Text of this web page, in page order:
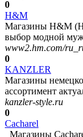
0
H&M
Магазины H&M
выбор модной
www2.hm.com/
0
KANZLER
Магазины
ассортимент
kanzler-style.ru
0
Cacharel
Магазины